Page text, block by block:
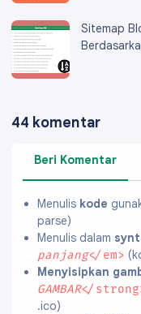
Sitemap
44 komentar
Beri Komentar
Menulis kode
parse)
Menulis dalam
panjang</em>
Menyisipkan
GAMBAR</
.ico)